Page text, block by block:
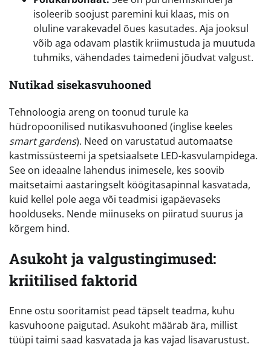
isoleerib soojust paremini kui klaas, mis on
oluline varakevadel õues kasutades. Aja jooksul
võib aga odavam plastik kriimustuda ja muutuda
tuhmiks, vähendades taimedeni jõudvat valgust.
Nutikad sisekasvuhooned
Tehnoloogia areng on toonud turule ka
hüdropoonilised nutikasvuhooned (inglise keeles
smart gardens). Need on varustatud automaatse
kastmissüsteemi ja spetsiaalsete LED-kasvulampidega.
See on ideaalne lahendus inimesele, kes soovib
maitsetaimi aastaringselt köögitasapinnal kasvatada,
kuid kellel pole aega või teadmisi igapäevaseks
hoolduseks. Nende miinuseks on piiratud suurus ja
kõrgem hind.
Asukoht ja valgustingimused:
kriitilised faktorid
Enne ostu sooritamist pead täpselt teadma, kuhu
kasvuhoone paigutad. Asukoht määrab ära, millist
tüüpi taimi saad kasvatada ja kas vajad lisavarustust.